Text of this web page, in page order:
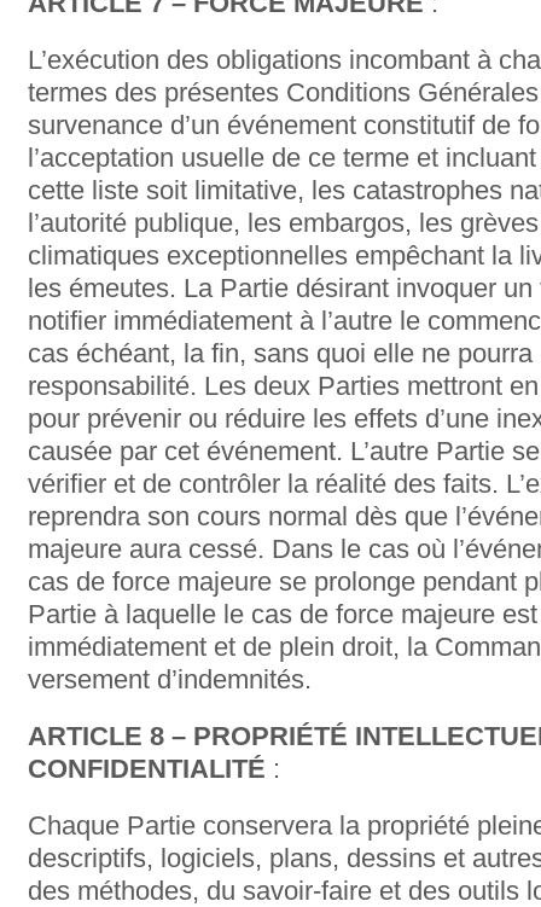
L’exécution des obligations incombant à
termes des présentes Conditions
survenance d’un événement constitutif de
l’acceptation usuelle de ce terme et
cette liste soit limitative, les catastrophes
l’autorité publique, les embargos, les
climatiques exceptionnelles empêchant la
les émeutes. La Partie désirant invoquer
notifier immédiatement à l’autre le
cas échéant, la fin, sans quoi elle ne
responsabilité. Les deux Parties mettront
pour prévenir ou réduire les effets d’une
causée par cet événement. L’autre Partie
vérifier et de contrôler la réalité des faits.
reprendra son cours normal dès que
majeure aura cessé. Dans le cas où
cas de force majeure se prolonge pendant
Partie à laquelle le cas de force majeure
immédiatement et de plein droit, la
versement d’indemnités.
ARTICLE 8 – PROPRIÉTÉ
CONFIDENTIALITÉ :
Chaque Partie conservera la propriété
descriptifs, logiciels, plans, dessins et
des méthodes, du savoir-faire et des outils